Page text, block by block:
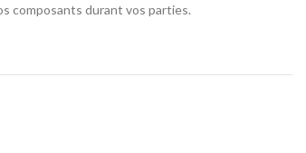
composants durant vos parties.